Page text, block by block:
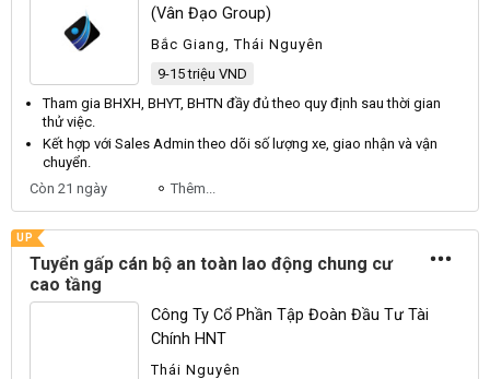
(Vân Đạo Group)
Bắc Giang, Thái Nguyên
9-15 triệu VND
Tham gia BHXH, BHYT, BHTN đầy đủ theo quy định sau thời gian
thử việc.
Kết hợp với Sales Admin theo dõi số lượng xe, giao nhận và vận
chuyển.
Còn 21 ngày
Thêm...
UP
Tuyển gấp cán bộ an toàn lao động chung cư
cao tầng
Công Ty Cổ Phần Tập Đoàn Đầu Tư Tài
Chính HNT
Thái Nguyên